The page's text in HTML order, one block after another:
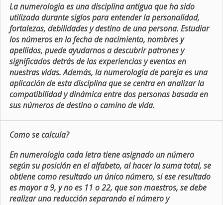
La numerologia es una disciplina antigua que ha sido
utilizada durante siglos para entender la personalidad,
fortalezas, debilidades y destino de una persona. Estudiar
los números en la fecha de nacimiento, nombres y
apellidos, puede ayudarnos a descubrir patrones y
significados detrás de las experiencias y eventos en
nuestras vidas. Además, la numerologia de pareja es una
aplicación de esta disciplina que se centra en analizar la
compatibilidad y dinámica entre dos personas basada en
sus números de destino o camino de vida.
Como se calcula?
En numerologia cada letra tiene asignado un número
según su posición en el alfabeto, al hacer la suma total, se
obtiene como resultado un único número, si ese resultado
es mayor a 9, y no es 11 o 22, que son maestros, se debe
realizar una reducción separando el número y